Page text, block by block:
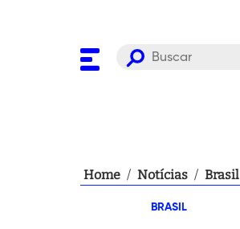
Home / Notícias / Brasil
BRASIL